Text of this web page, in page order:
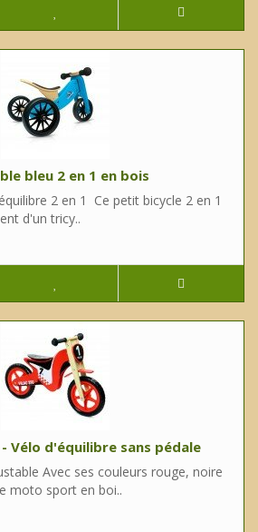
bleu 2 en 1 en bois
2 en 1 Ce petit bicycle 2 en 1
d'un tricy..
Vélo d'équilibre sans pédale
Avec ses couleurs rouge, noire
moto sport en boi..